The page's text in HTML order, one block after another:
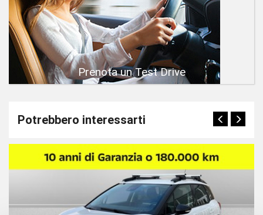
Prenota un Test Drive
Potrebbero interessarti